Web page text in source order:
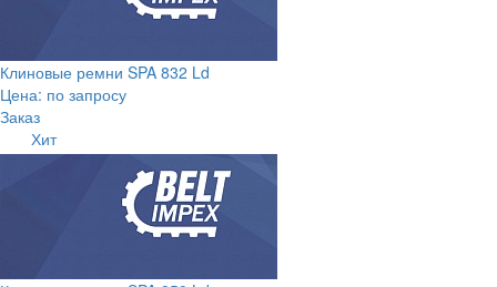
Клиновые ремни SPA 832 Ld
Цена: по запросу
Заказ
Хит